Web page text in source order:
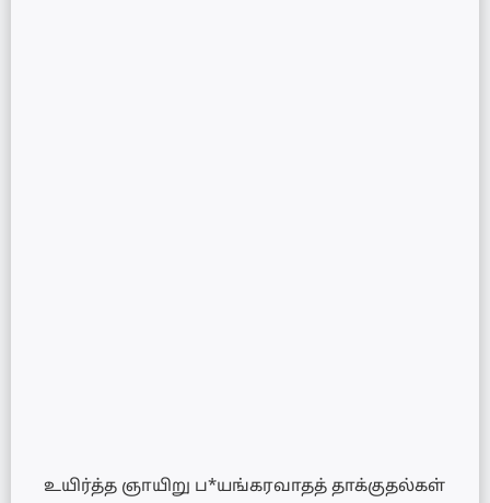
உயிர்த்த ஞாயிறு ப*யங்கரவாதத் தாக்குதல்கள்